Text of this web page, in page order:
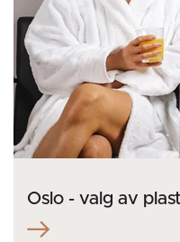
Oslo - valg av